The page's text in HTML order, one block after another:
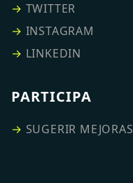
→ TWITTER
→ INSTAGRAM
→ LINKEDIN
PARTICIPA
→ SUGERIR MEJORAS